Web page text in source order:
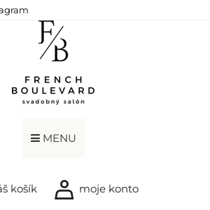
MENU
košík moje konto